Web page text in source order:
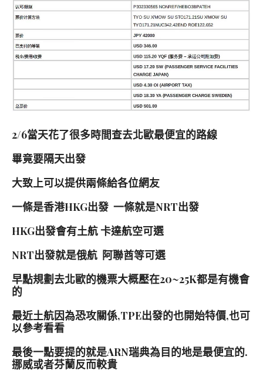
2/6當天花了很多時間查去北歐最便宜的路線
畢竟要隔天出發
大致上可以提供兩條給各位網友
一條是香港HKG出發 一條就是NRT出發
HKG出發會有土航 卡達航空可選
NRT出發就是俄航 阿聯酋等可選
早點規劃去北歐的機票大概壓在20~25K都是有機會
的
最近土航因為恐攻關係,TPE出發的也開始特價,也可
以參考看看
最後一點要提的就是ARN瑞典為目的地是最便宜的.
挪威或者芬蘭反而較貴